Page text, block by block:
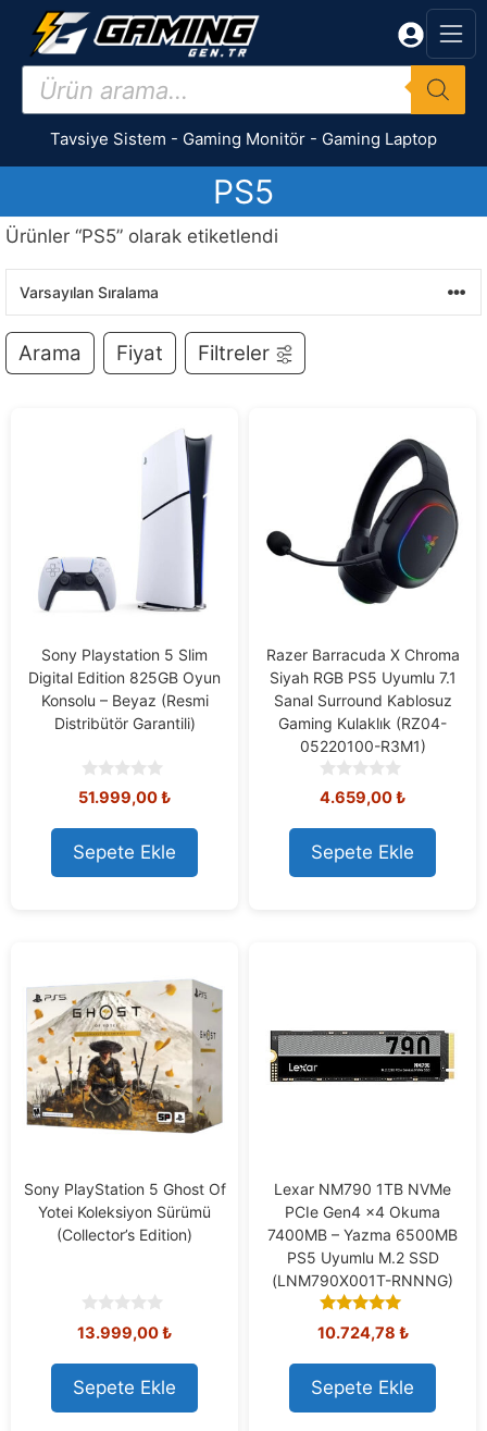
İçeriğe
Products
search
Tavsiye Sistem - Gaming Monitör - Gaming Laptop
PS5
Ürünler “PS5” olarak etiketlendi
Arama Fiyat Filtreler
Sony Playstation 5 Slim
Digital Edition 825GB Oyun
Konsolu – Beyaz (Resmi
Distribütör Garantili)
0
o
u
t
o
f
51.999,00₺
Sepete Ekle
Razer Barracuda X Chroma
Siyah RGB PS5 Uyumlu 7.1
Sanal Surround Kablosuz
Gaming Kulaklık (RZ04-
05220100-R3M1)
0
o
u
t
o
f
4.659,00₺
Sepete Ekle
Sony PlayStation 5 Ghost Of
Yotei Koleksiyon Sürümü
(Collector’s Edition)
0
o
u
t
o
f
13.999,00₺
Sepete Ekle
Lexar NM790 1TB NVMe
PCIe Gen4 x4 Okuma
7400MB – Yazma 6500MB
PS5 Uyumlu M.2 SSD
(LNM790X001T-RNNNG)
5.00
out of 5
10.724,78 ₺
Sepete Ekle